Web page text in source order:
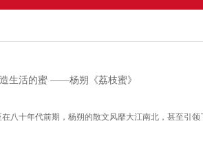
生活的蜜 ——杨朔《荔枝蜜》
八十年代前期，杨朔的散文风靡大江南北，甚至引